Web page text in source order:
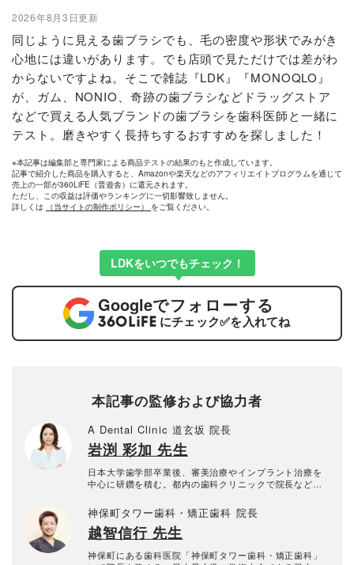
2026年8月3日更新
同じように見える歯ブラシでも、毛の密度や形状でみがき
心地には違いがあります。でも店頭で見ただけでは差がわ
からないですよね。そこで雑誌『LDK』『MONOQLO』
が、ガム、NONIO、奇跡の歯ブラシなどドラッグストア
などで買える人気ブランドの歯ブラシを歯科医師と一緒に
テスト。磨きやすく長持ちするおすすめを探しました！
※本記事は編集部と専門家による商品テストの結果のもと作成しています。
記事で紹介した商品を購入すると、Amazonや楽天などのアフィリエイトプログラムを通じて
売上の一部が360LiFE（晋遊舎）に還元されます。
ただし、この収益は評価やランキングに一切影響致しません。
詳しくは
（当サイトの制作ポリシー） をご覧ください。
LDKをいつでもチェック！
Googleでフォローする
にチェック✅を入れてね
本記事の監修および協力者
A Dental Clinic 道玄坂 院長
岩渕 彩加 先生
日本大学歯学部卒業後、審美治療やインプラント治療を
中心に研鑽を積む。都内の歯科クリニックで院長などを
神保町タワー歯科・矯正歯科 院長
越智信行 先生
神保町にある歯科医院「神保町タワー歯科・矯正歯科」